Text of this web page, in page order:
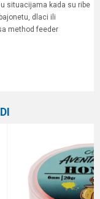
situacijama kada su ribe
dlaci ili
method feeder